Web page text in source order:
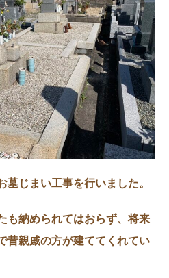
墓じまい工事を行いました。
も納められてはおらず、将来
昔親戚の方が建ててくれてい